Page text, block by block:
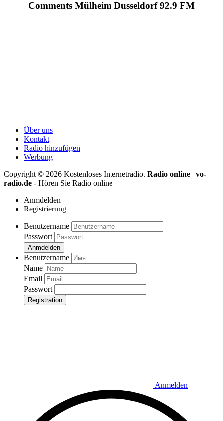
Comments Mülheim Dusseldorf 92.9 FM
Über uns
Kontakt
Radio hinzufügen
Werbung
Copyright © 2026 Kostenloses Internetradio. Radio online | vo-
radio.de - Hören Sie Radio online
Anmdelden
Registrierung
Benutzername
Passwort
Anmdelden
Benutzername
Name
Email
Passwort
Registration
Anmelden